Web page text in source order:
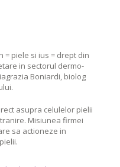
= piele si ius = drept din
in sectorul dermo-
Boniardi, biolog
asupra celulelor pielii
Misiunea firmei
sa actioneze in